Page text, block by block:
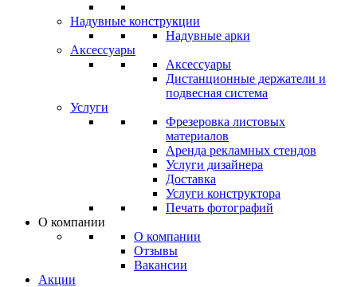
Надувные конструкции
Надувные арки
Аксессуары
Аксессуары
Дистанционные держатели и
подвесная система
Услуги
Фрезеровка листовых
материалов
Аренда рекламных стендов
Услуги дизайнера
Доставка
Услуги конструктора
Печать фотографий
О компании
О компании
Отзывы
Вакансии
Акции